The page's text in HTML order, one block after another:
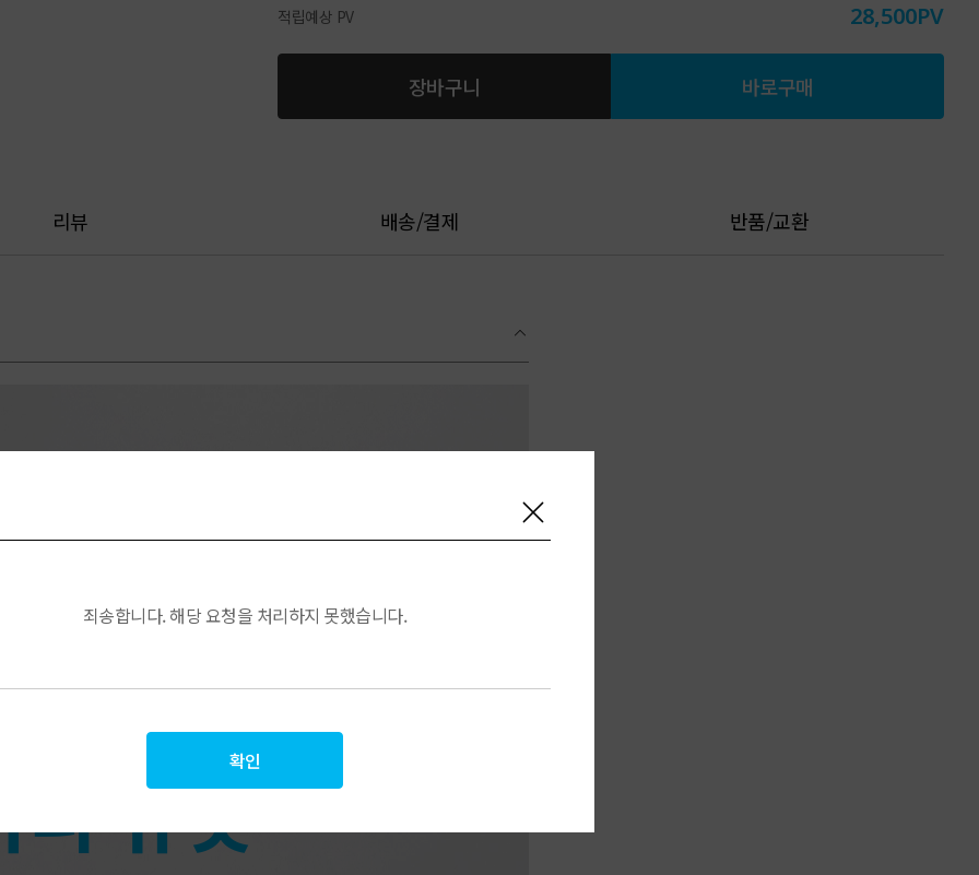
적립예상 PV 28,500PV
장바구니 바로구매
리뷰 배송/결제 반품/교환
으로 오래도록 거뜬하게
미
디 뉴핏
죄송합니다. 해당 요청을 처리하지 못했습니다.
확인